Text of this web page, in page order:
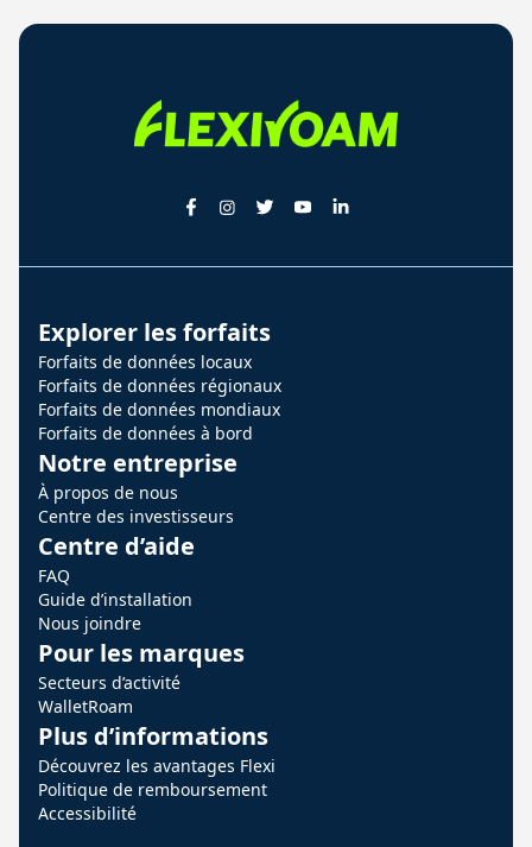
Explorer les forfaits
Forfaits de données locaux
Forfaits de données régionaux
Forfaits de données mondiaux
Forfaits de données à bord
Notre entreprise
À propos de nous
Centre des investisseurs
Centre d’aide
FAQ
Guide d’installation
Nous joindre
Pour les marques
Secteurs d’activité
WalletRoam
Plus d’informations
Découvrez les avantages Flexi
Politique de remboursement
Accessibilité